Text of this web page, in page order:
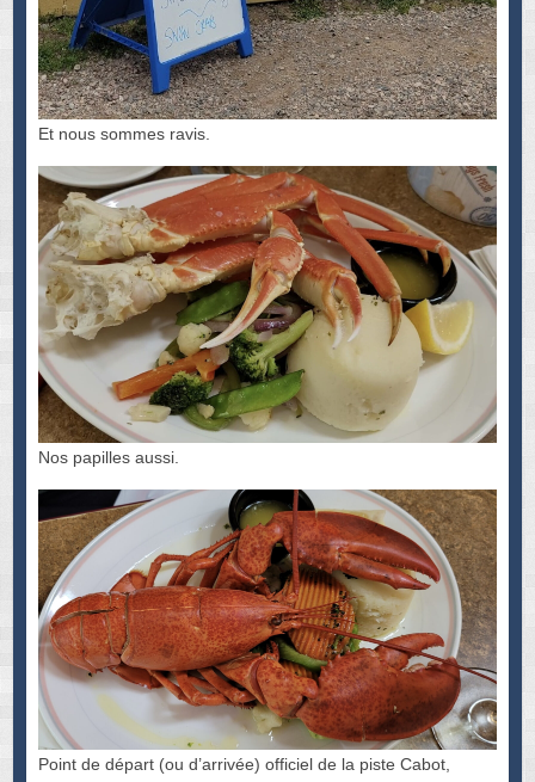
Et nous sommes ravis.
Nos papilles aussi.
Point de départ (ou d’arrivée) officiel de la piste Cabot,